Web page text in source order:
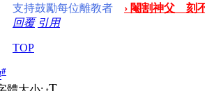
支持鼓勵每位離教者
› 閹割神父 刻
回覆 引用
TOP
#